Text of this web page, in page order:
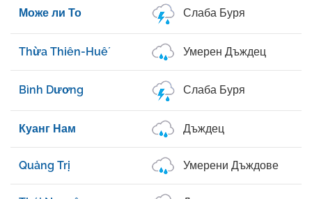
Може ли То Слаба Буря
Thừa Thiên-Huế Умерен Дъждец
Bình Dương Слаба Буря
Куанг Нам Дъждец
Quảng Trị Умерени Дъждове